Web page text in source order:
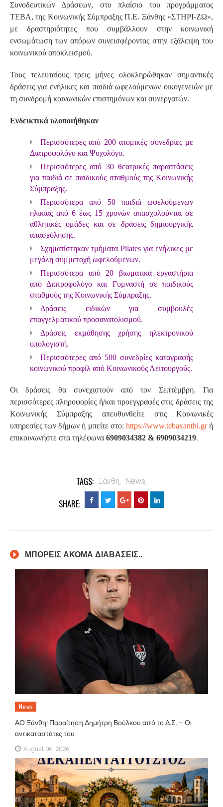
Συνοδευτικών Δράσεων, στο πλαίσιο του προγράμματος
ΤΕΒΑ, της Κοινωνικής Σύμπραξης Π.Ε. Ξάνθης «ΣΤΗΡΙ-ΖΩ»,
με δραστηριότητες που συμβάλλουν στην κοινωνική
ενσωμάτωση των απόρων συνεισφέροντας στην εξάλειψη του
κοινωνικού αποκλεισμού.
Τους τελευταίους τρεις μήνες ολοκληρώθηκαν σημαντικές
δράσεις για ενήλικες και παιδιά ωφελούμενων οικογενειών με
τη συνδρομή κοινωνικών επιστημόνων και συνεργατών.
Ενδεικτικά υλοποιήθηκαν
Περισσότερες από 200 ατομικές συνεδρίες με
Διατροφολόγο και Ψυχολόγο.
Περισσότερες από 30 θεατρικές παραστάσεις
για παιδιά σε παιδικούς σταθμούς της Κοινωνικής
Σύμπραξης.
Περισσότερα από 50 παιδιά ωφελούμενων
ηλικίας από 6 έως 15 χρονών απασχολούνται σε
αθλητικές ομάδες και σε δράσεις δημιουργικής
απασχόλησης.
Σχηματίστηκαν τμήματα Pilates για ενήλικες με
μεγάλη συμμετοχή ωφελούμενων.
Περισσότερα από 20 βιωματικά εργαστήρια
από Διατροφολόγο και Γυμναστή σε παιδικούς
σταθμούς της Κοινωνικής Σύμπραξης.
Δράσεις ειδικών για συμβουλές
επαγγελματικού προσανατολισμού.
Δράσεις εκμάθησης χρήσης ηλεκτρονικού
υπολογιστή.
Περισσότερες από 500 συνεδρίες καταγραφής
κοινωνικού προφίλ από Κοινωνικούς Λειτουργούς.
Οι δράσεις θα συνεχιστούν από τον Σεπτέμβρη. Για
περισσότερες πληροφορίες ή/και προεγγραφές στις δράσεις της
Κοινωνικής Σύμπραξης απευθυνθείτε στις Κοινωνικές
υπηρεσίες των δήμων ή μπείτε στο: https://www.tebaxanthi.grή
επικοινωνήστε στα τηλέφωνα 6909034382 & 6909034219.
TAGS: Ξάνθη, News,
SHARE:
ΜΠΟΡΕΙΣ ΑΚΟΜΑ ΔΙΑΒΑΣΕΙΣ..
News
ΑΟ Ξάνθη: Παραίτηση Δημήτρη Βούλκου από το Δ.Σ. – Οι
αντικαταστάτες του
August 06, 2026